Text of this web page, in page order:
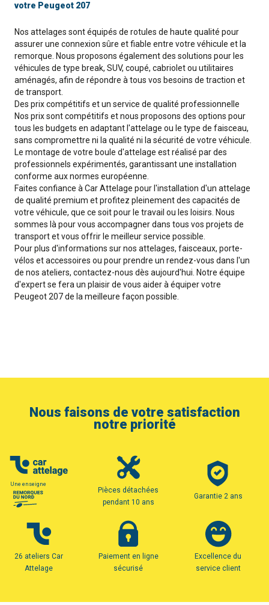
votre Peugeot 207
Nos attelages sont équipés de rotules de haute qualité pour
assurer une connexion sûre et fiable entre votre véhicule et la
remorque. Nous proposons également des solutions pour les
véhicules de type break, SUV, coupé, cabriolet ou utilitaires
aménagés, afin de répondre à tous vos besoins de traction et
de transport.
Des prix compétitifs et un service de qualité professionnelle
Nos prix sont compétitifs et nous proposons des options pour
tous les budgets en adaptant l'attelage ou le type de faisceau,
sans compromettre ni la qualité ni la sécurité de votre véhicule.
Le montage de votre boule d'attelage est réalisé par des
professionnels expérimentés, garantissant une installation
conforme aux normes européenne.
Faites confiance à Car Attelage pour l'installation d'un attelage
de qualité premium et profitez pleinement des capacités de
votre véhicule, que ce soit pour le travail ou les loisirs. Nous
sommes là pour vous accompagner dans tous vos projets de
transport et vous offrir le meilleur service possible.
Pour plus d'informations sur nos attelages, faisceaux, porte-
vélos et accessoires ou pour prendre un rendez-vous dans l'un
de nos ateliers, contactez-nous dès aujourd'hui. Notre équipe
d'expert se fera un plaisir de vous aider à équiper votre
Peugeot 207 de la meilleure façon possible.
Nous faisons de votre satisfaction
notre priorité
Une enseigne
Pièces détachées
pendant 10 ans
Garantie 2 ans
26 ateliers Car
Attelage
Paiement en ligne
sécurisé
Excellence du
service client